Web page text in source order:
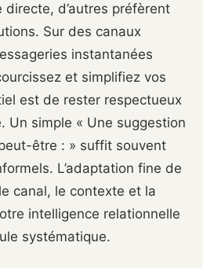
d’autres préfèrent
Sur des canaux
instantanées
et simplifiez vos
est de rester respectueux
Un simple « Une suggestion
être : » suffit souvent
L’adaptation fine de
canal, le contexte et la
intelligence relationnelle
systématique.